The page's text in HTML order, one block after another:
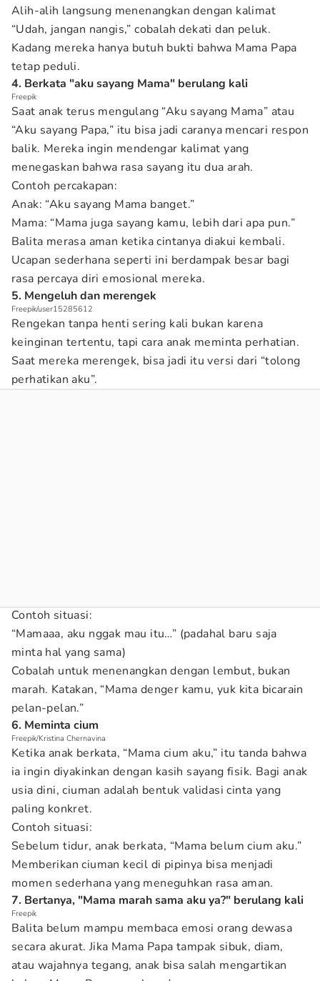
Alih-alih langsung menenangkan dengan kalimat
“Udah, jangan nangis,” cobalah dekati dan peluk.
Kadang mereka hanya butuh bukti bahwa Mama Papa
tetap peduli.
4. Berkata "aku sayang Mama" berulang kali
Freepik
Saat anak terus mengulang “Aku sayang Mama” atau
“Aku sayang Papa,” itu bisa jadi caranya mencari respon
balik. Mereka ingin mendengar kalimat yang
menegaskan bahwa rasa sayang itu dua arah.
Contoh percakapan:
Anak: “Aku sayang Mama banget.”
Mama: “Mama juga sayang kamu, lebih dari apa pun.”
Balita merasa aman ketika cintanya diakui kembali.
Ucapan sederhana seperti ini berdampak besar bagi
rasa percaya diri emosional mereka.
5. Mengeluh dan merengek
Freepik/user15285612
Rengekan tanpa henti sering kali bukan karena
keinginan tertentu, tapi cara anak meminta perhatian.
Saat mereka merengek, bisa jadi itu versi dari “tolong
perhatikan aku”.
Contoh situasi:
“Mamaaa, aku nggak mau itu…” (padahal baru saja
minta hal yang sama)
Cobalah untuk menenangkan dengan lembut, bukan
marah. Katakan, “Mama denger kamu, yuk kita bicarain
pelan-pelan.”
6. Meminta cium
Freepik/Kristina Chernavina
Ketika anak berkata, “Mama cium aku,” itu tanda bahwa
ia ingin diyakinkan dengan kasih sayang fisik. Bagi anak
usia dini, ciuman adalah bentuk validasi cinta yang
paling konkret.
Contoh situasi:
Sebelum tidur, anak berkata, “Mama belum cium aku.”
Memberikan ciuman kecil di pipinya bisa menjadi
momen sederhana yang meneguhkan rasa aman.
7. Bertanya, "Mama marah sama aku ya?" berulang kali
Freepik
Balita belum mampu membaca emosi orang dewasa
secara akurat. Jika Mama Papa tampak sibuk, diam,
atau wajahnya tegang, anak bisa salah mengartikan